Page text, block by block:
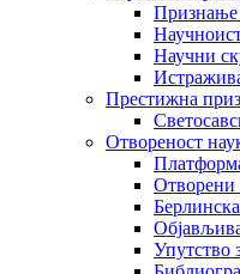
Признање
Научни
Престижна
Отвореност
Отворени
Упутство